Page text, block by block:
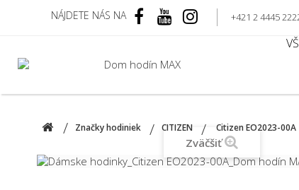
NÁJDETE NÁS NA +421 2 4445
Značky hodiniek CITIZEN Citizen EO2023-00A
Zväčšiť